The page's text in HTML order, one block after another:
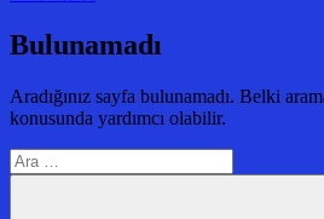
Bulunamadı
Aradığınız sayfa bulunamadı. Belki
konusunda yardımcı olabilir.
Arama: